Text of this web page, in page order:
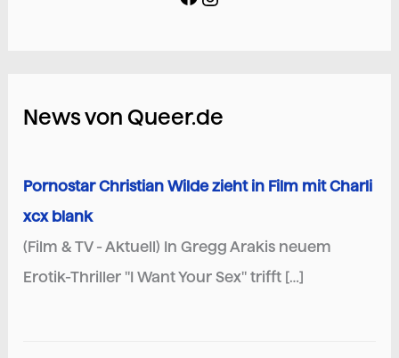
News von Queer.de
Pornostar Christian Wilde zieht in Film mit Charli
xcx blank
(Film & TV - Aktuell) In Gregg Arakis neuem
Erotik-Thriller "I Want Your Sex" trifft […]